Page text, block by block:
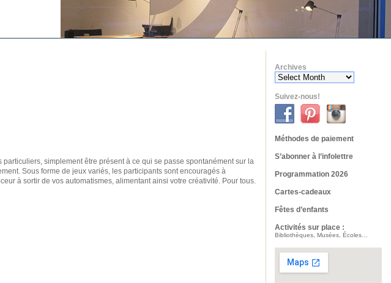
simplement être présent à ce qui se passe spontanément sur la
Sous forme de jeux variés, les participants sont encouragés à
à sortir de vos automatismes, alimentant ainsi votre créativité. Pour tous.
Archives
Suivez-nous!
Méthodes de paiement
S’abonner à l’infolettre
Programmation 2026
Cartes-cadeaux
Fêtes d’enfants
Activités sur place :
Bibliothèques, Musées, Écoles…